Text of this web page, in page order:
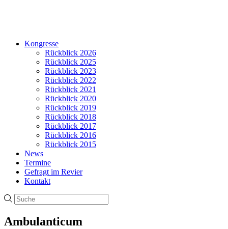
Kongresse
Rückblick 2026
Rückblick 2025
Rückblick 2023
Rückblick 2022
Rückblick 2021
Rückblick 2020
Rückblick 2019
Rückblick 2018
Rückblick 2017
Rückblick 2016
Rückblick 2015
News
Termine
Gefragt im Revier
Kontakt
Ambulanticum